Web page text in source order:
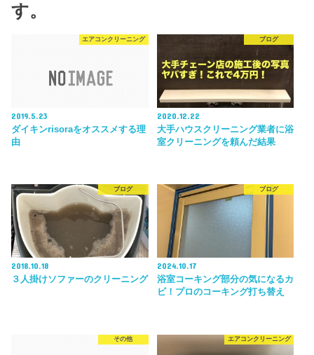
す。
エアコンクリーニング
2019.5.23
ダイキンrisoraをオススメする理
由
ブログ
2020.12.22
大手ハウスクリーニング業者に浴
室クリーニングを頼んだ結果
ブログ
2018.10.18
３人掛けソファーのクリーニング
ブログ
2024.10.17
浴室コーキング部分の気になるカ
ビ！プロのコーキング打ち替え
その他 エアコンクリーニング